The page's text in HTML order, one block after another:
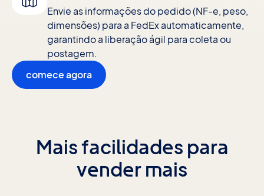
Envie as informações do pedido (NF-e, peso,
dimensões) para a FedEx automaticamente,
garantindo a liberação ágil para coleta ou
postagem.
comece agora
Mais facilidades para
vender mais